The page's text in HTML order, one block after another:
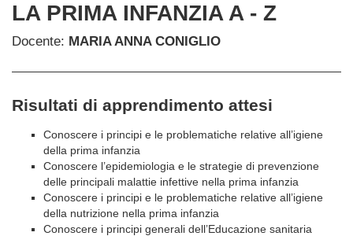
LA PRIMA INFANZIA A - Z
Docente: MARIA ANNA CONIGLIO
Risultati di apprendimento attesi
Conoscere i principi e le problematiche relative all’igiene
della prima infanzia
Conoscere l’epidemiologia e le strategie di prevenzione
delle principali malattie infettive nella prima infanzia
Conoscere i principi e le problematiche relative all’igiene
della nutrizione nella prima infanzia
Conoscere i principi generali dell’Educazione sanitaria